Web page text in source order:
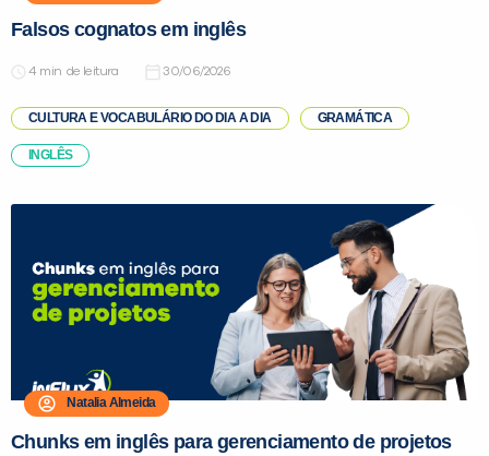
Falsos cognatos em inglês
de leitura 30/06/2026
CULTURA E VOCABULÁRIO DO DIA A DIA GRAMÁTICA
INGLÊS
Natalia Almeida
Chunks em inglês para gerenciamento de projetos